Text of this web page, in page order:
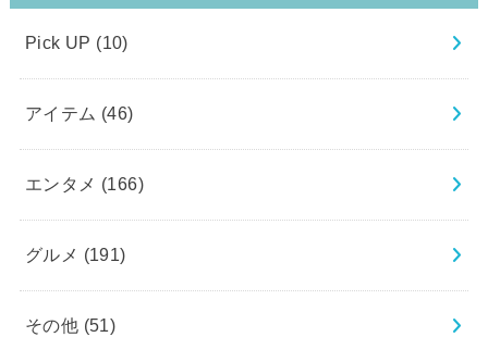
Pick UP (10)
アイテム (46)
エンタメ (166)
グルメ (191)
その他 (51)